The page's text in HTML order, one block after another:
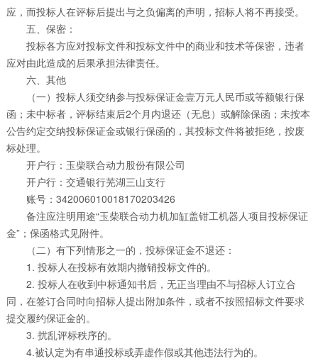
应，而投标人在评标后提出与之负偏离的声明，招标人将不再接受。
五、保密：
投标各方应对投标文件和投标文件中的商业和技术等保密，违者
应对由此造成的后果承担法律责任。
六、其他
（一）投标人须交纳参与投标保证金壹万元人民币或等额银行保
函；未中标者，评标结束后2个月内退还（无息）或解除保函；未按本
公告约定交纳投标保证金或银行保函的，其投标文件将被拒绝，按废
标处理。
开户行：玉柴联合动力股份有限公司
开户行：交通银行芜湖三山支行
账号：342006010018170203426
备注应注明用途“玉柴联合动力机加缸盖钳工机器人项目投标保证
金”；保函格式见附件。
（二）有下列情形之一的，投标保证金不退还：
1. 投标人在投标有效期内撤销投标文件的。
2. 投标人在收到中标通知书后，无正当理由不与招标人订立合
同，在签订合同时向招标人提出附加条件，或者不按照招标文件要求
提交履约保证金的。
3. 扰乱评标秩序的。
4.被认定为有串通投标或弄虚作假或其他违法行为的。